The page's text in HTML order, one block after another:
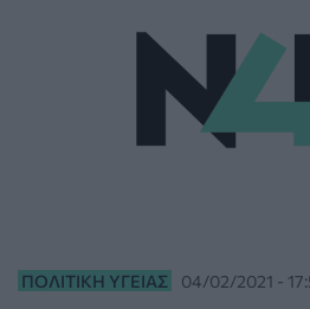
ΠΟΛΙΤΙΚΉ ΥΓΕΊΑΣ 04/02/2021 -